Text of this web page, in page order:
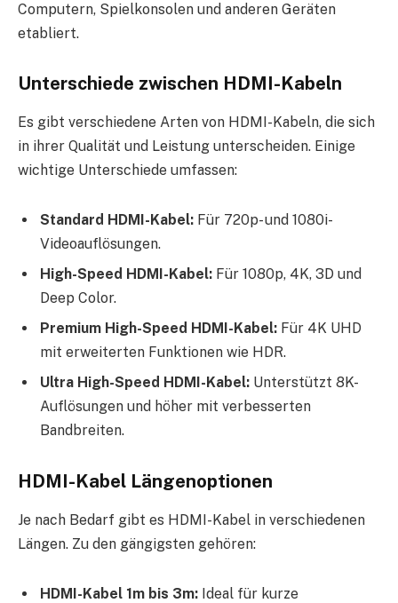
Computern, Spielkonsolen und anderen Geräten
etabliert.
Unterschiede zwischen HDMI-Kabeln
Es gibt verschiedene Arten von HDMI-Kabeln, die sich
in ihrer Qualität und Leistung unterscheiden. Einige
wichtige Unterschiede umfassen:
Standard HDMI-Kabel: Für 720p- und 1080i-
Videoauflösungen.
High-Speed HDMI-Kabel: Für 1080p, 4K, 3D und
Deep Color.
Premium High-Speed HDMI-Kabel: Für 4K UHD
mit erweiterten Funktionen wie HDR.
Ultra High-Speed HDMI-Kabel: Unterstützt 8K-
Auflösungen und höher mit verbesserten
Bandbreiten.
HDMI-Kabel Längenoptionen
Je nach Bedarf gibt es HDMI-Kabel in verschiedenen
Längen. Zu den gängigsten gehören:
HDMI-Kabel 1m bis 3m: Ideal für kurze